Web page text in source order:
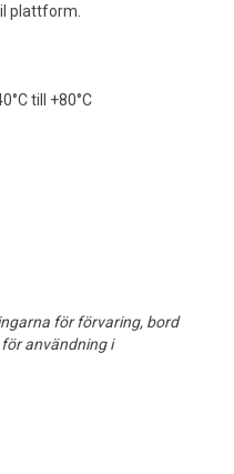
plattform.
till +80°C
för förvaring, bord
användning i